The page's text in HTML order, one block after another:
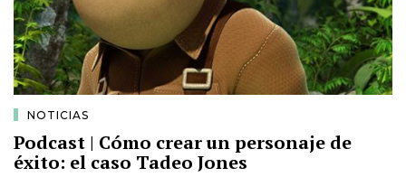
NOTICIAS
Podcast | Cómo crear un personaje de
éxito: el caso Tadeo Jones